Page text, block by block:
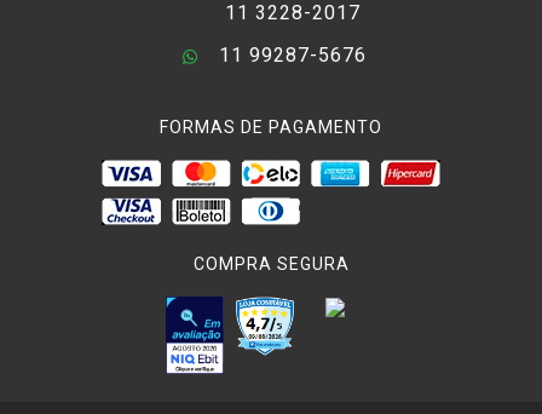
11 3228-2017
11 99287-5676
FORMAS DE PAGAMENTO
COMPRA SEGURA